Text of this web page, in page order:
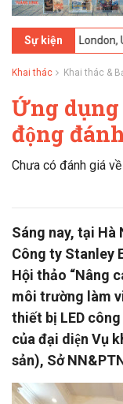
Sự kiện
London, UK - Hội
Khai thác Khai thác &
Ứng
động
Chưa có đánh giá
Sáng nay, tại Hà
Công ty Stanley
Hội thảo “Nâng
môi trường làm
thiết bị LED
của đại diện Vụ
sản), Sở